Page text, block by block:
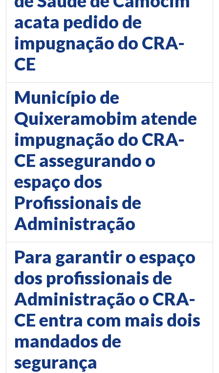
acata pedido de
impugnação do CRA-
CE
Município de
Quixeramobim atende
impugnação do CRA-
CE assegurando o
espaço dos
Profissionais de
Administração
Para garantir o espaço
dos profissionais de
Administração o CRA-
CE entra com mais dois
mandados de
segurança